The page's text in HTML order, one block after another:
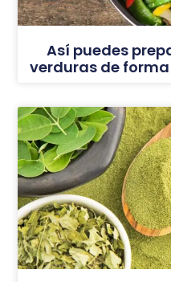
Así puedes
verduras de